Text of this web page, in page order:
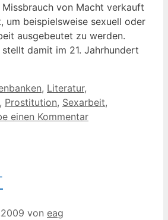
von Macht verkauft
um beispielsweise sexuell oder
ausgebeutet zu werden.
stellt damit im 21. Jahrhundert
, Literatur,
, Prostitution, Sexarbeit,
einen Kommentar
von eag